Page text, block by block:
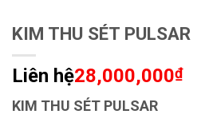
KIM THU SÉT PULSAR
Liên hệ28,000,000₫
KIM THU SÉT PULSAR